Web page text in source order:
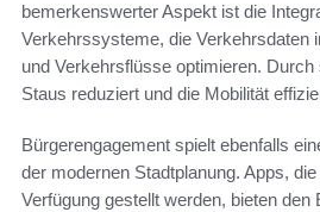
bemerkenswerter Aspekt ist die
Verkehrssysteme, die Verkehrsdaten
und Verkehrsflüsse optimieren.
Staus reduziert und die Mobilität
Bürgerengagement spielt ebenfalls
der modernen Stadtplanung. Apps,
Verfügung gestellt werden, bieten den